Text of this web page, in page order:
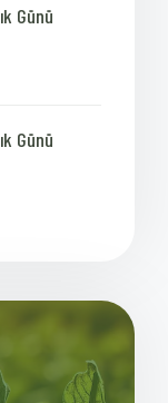
Günü
Günü